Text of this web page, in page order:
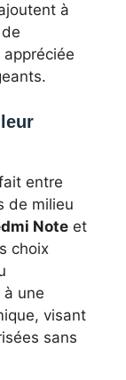
à
entre
de milieu
Note et
choix
une
visant
sans